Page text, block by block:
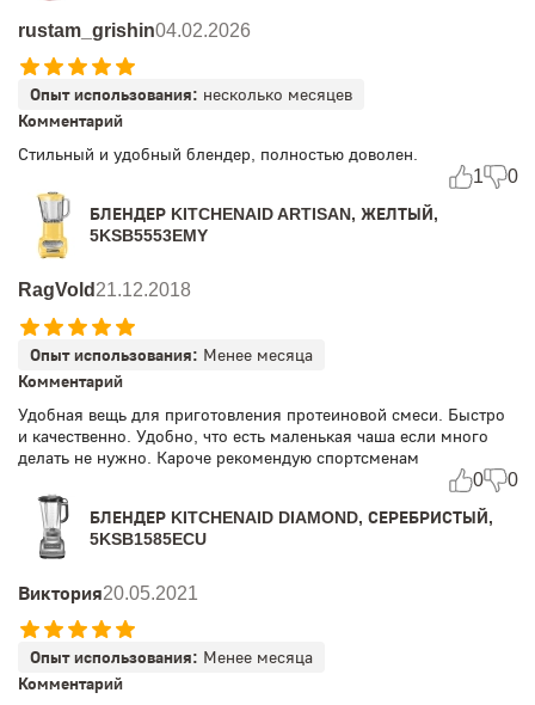
rustam_grishin04.02.2026
Опыт использования: несколько месяцев
Комментарий
Стильный и удобный блендер, полностью доволен.
1 0
БЛЕНДЕР KITCHENAID ARTISAN, ЖЕЛТЫЙ,
5KSB5553EMY
RagVold 21.12.2018
Опыт использования: Менее месяца
Комментарий
Удобная вещь для приготовления протеиновой смеси. Быстро
и качественно. Удобно, что есть маленькая чаша если много
делать не нужно. Кароче рекомендую спортсменам
0 0
БЛЕНДЕР KITCHENAID DIAMOND, СЕРЕБРИСТЫЙ,
5KSB1585ECU
Виктория20.05.2021
Опыт использования: Менее месяца
Комментарий